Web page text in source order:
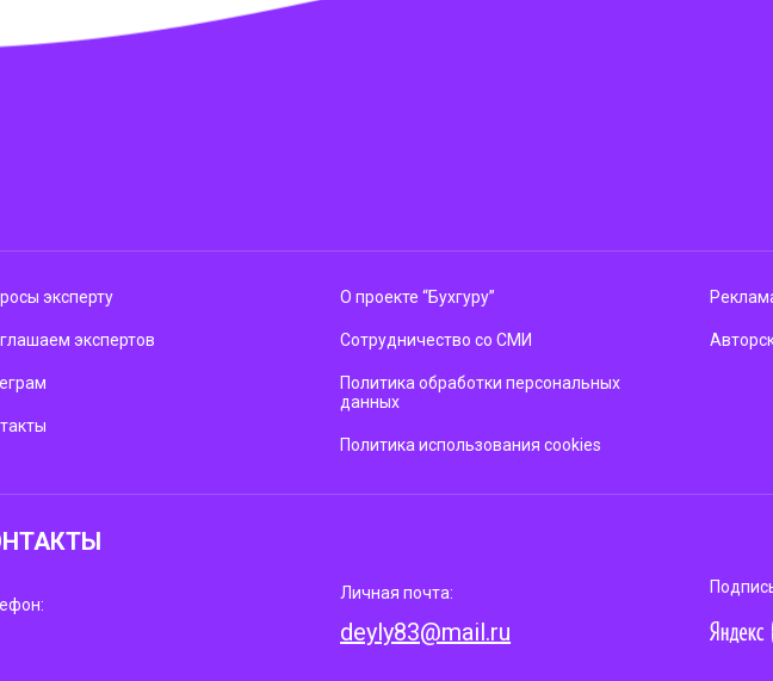
эксперту
экспертов
О проекте “Бухгуру”
Сотрудничество со СМИ
Политика обработки персональных
данных
Политика использования cookies
Личная почта:
deyly83@mail.ru